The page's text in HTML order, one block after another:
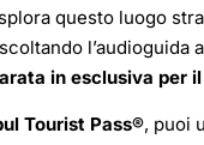
questo luogo
l’audioguida
in esclusiva per
Tourist Pass®, puoi